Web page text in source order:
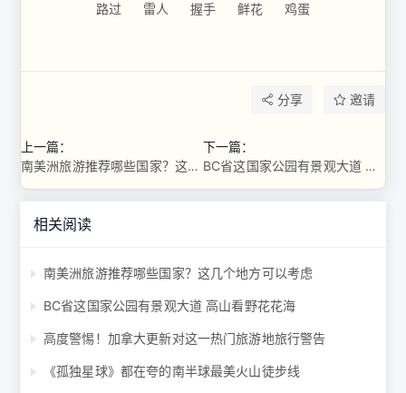
路过 雷人 握手 鲜花 鸡蛋
分享 邀请
上一篇：
南美洲旅游推荐哪些国家？这几个地方可以考虑
下一篇：
BC省这国家公园有景观大道 高山看野花花海
相关阅读
南美洲旅游推荐哪些国家？这几个地方可以考虑
BC省这国家公园有景观大道 高山看野花花海
高度警惕！加拿大更新对这一热门旅游地旅行警告
《孤独星球》都在夸的南半球最美火山徒步线